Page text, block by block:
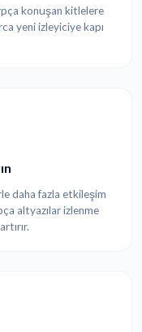
konuşan kitlelere
yeni izleyiciye kapı
daha fazla etkileşim
altyazılar izlenme